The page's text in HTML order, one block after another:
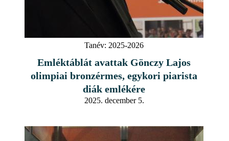
Tanév: 2025-2026
Emléktáblát avattak Gönczy Lajos
olimpiai bronzérmes, egykori piarista
diák emlékére
2025. december 5.